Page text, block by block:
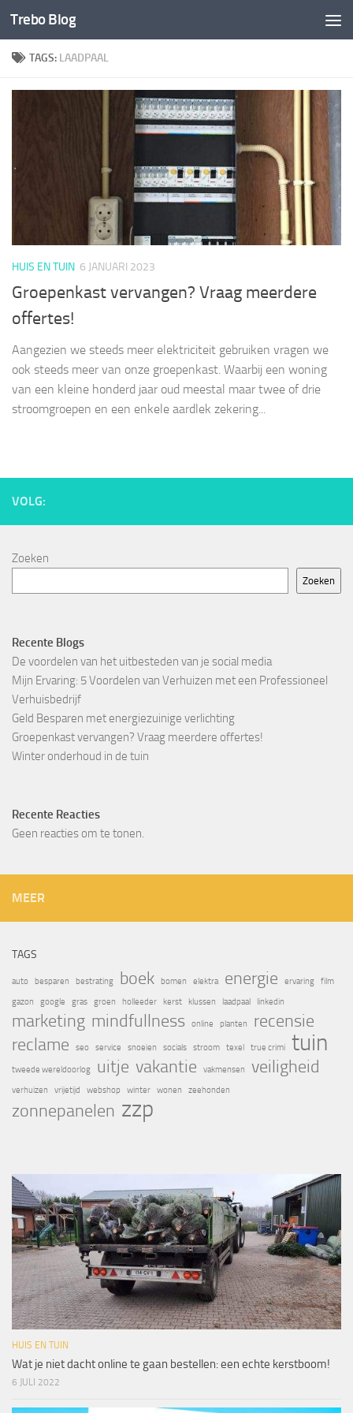
Doorgaan naar inhoud
Trebo Blog
TAGS: LAADPAAL
HUIS EN TUIN 6 JANUARI 2023
Groepenkast vervangen? Vraag meerdere
offertes!
Aangezien we steeds meer elektriciteit gebruiken vragen we
ook steeds meer van onze groepenkast. Waarbij een woning
van een kleine honderd jaar oud meestal maar twee of drie
stroomgroepen en een enkele aardlek zekering...
VOLG:
Zoeken
Zoeken
Recente Blogs
De voordelen van het uitbesteden van je social media
Mijn Ervaring: 5 Voordelen van Verhuizen met een Professioneel
Verhuisbedrijf
Geld Besparen met energiezuinige verlichting
Groepenkast vervangen? Vraag meerdere offertes!
Winter onderhoud in de tuin
Recente Reacties
Geen reacties om te tonen.
MEER
TAGS
auto besparen bestrating boek bomen elektra energie ervaring
film
gazon
google gras groen holleeder kerst klussen laadpaal linkedin
marketing mindfullness online planten
recensie
reclame
seo service snoeien socials stroom texel true crimi tuin
tweede wereldoorlog uitje vakantie vakmensen veiligheid
verhuizen vrijetijd webshop winter wonen zeehonden
zonnepanelen zzp
HUIS EN TUIN
Wat je niet dacht online te gaan bestellen: een echte kerstboom!
6 JULI 2022